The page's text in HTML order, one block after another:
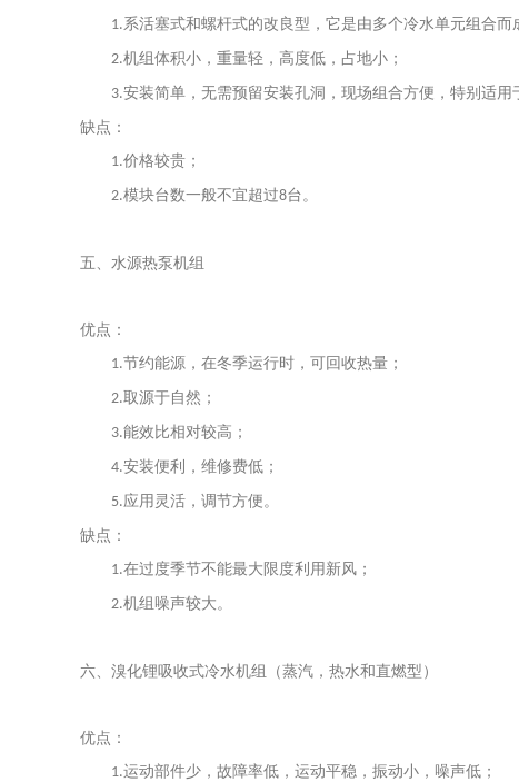
1.系活塞式和螺杆式的改良型，它是由多个冷水单元组合而
2.机组体积小，重量轻，高度低，占地小；
3.安装简单，无需预留安装孔洞，现场组合方便，特别适用
缺点：
1.价格较贵；
2.模块台数一般不宜超过8台。
五、 水源热泵机组
优点：
1.节约能源，在冬季运行时，可回收热量；
2.取源于自然；
3.能效比相对较高；
4.安装便利，维修费低；
5.应用灵活，调节方便。
缺点：
1.在过度季节不能最大限度利用新风；
2.机组噪声较大。
六、溴化锂吸收式冷水机组（蒸汽，热水和直燃型）
优点：
1.运动部件少，故障率低，运动平稳，振动小，噪声低；